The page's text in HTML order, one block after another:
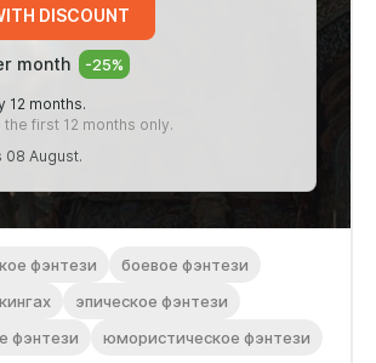
DISCOUNT
month -25%
12 months.
first 12 months only.
08 August.
фэнтези
боевое фэнтези
эпическое фэнтези
фэнтези юмористическое фэнтези